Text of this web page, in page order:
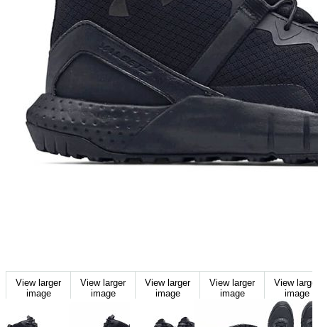
View larger
image
View larger
image
View larger
image
View larger
image
View
image